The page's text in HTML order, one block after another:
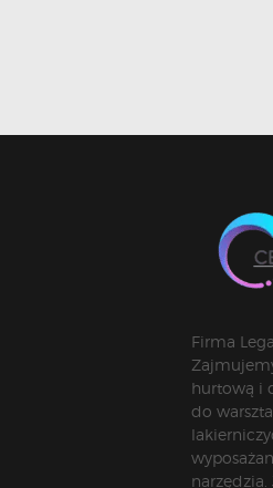
Firma
hurtową i
do
narzędzia.